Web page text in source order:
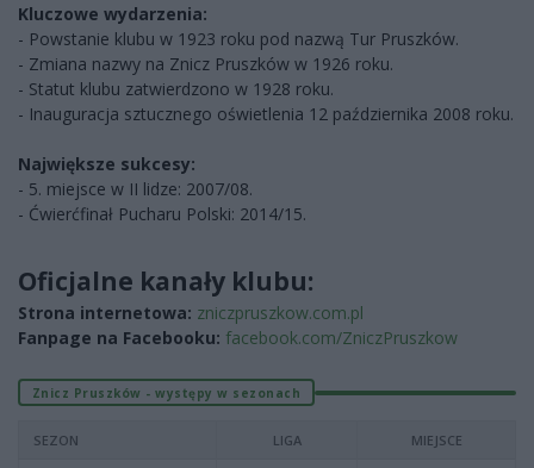
Kluczowe wydarzenia:
- Powstanie klubu w 1923 roku pod nazwą Tur Pruszków.
- Zmiana nazwy na Znicz Pruszków w 1926 roku.
- Statut klubu zatwierdzono w 1928 roku.
- Inauguracja sztucznego oświetlenia 12 października 2008 roku.
Największe sukcesy:
- 5. miejsce w II lidze: 2007/08.
- Ćwierćfinał Pucharu Polski: 2014/15.
Oficjalne kanały klubu:
Strona internetowa: zniczpruszkow.com.pl
Fanpage na Facebooku: facebook.com/ZniczPruszkow
Znicz Pruszków - występy w sezonach
SEZON LIGA MIEJSCE